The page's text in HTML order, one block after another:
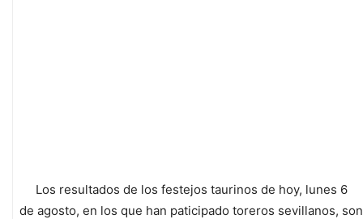
Los resultados de los festejos taurinos de hoy, lunes 6
de agosto, en los que han paticipado toreros sevillanos, son